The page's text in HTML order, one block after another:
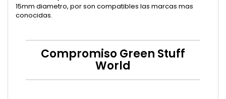
15mm diametro, por son compatibles las marcas mas
conocidas.
Compromiso Green Stuff
World